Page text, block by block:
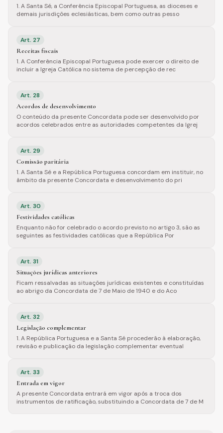
1. A Santa Sé, a Conferência Episcopal Portuguesa, as dioceses e
demais jurisdições eclesiásticas, bem como outras pesso
Art. 27
Receitas fiscais
1. A Conferência Episcopal Portuguesa pode exercer o direito de
incluir a Igreja Católica no sistema de percepção de rec
Art. 28
Acordos de desenvolvimento
O conteúdo da presente Concordata pode ser desenvolvido por
acordos celebrados entre as autoridades competentes da Igrej
Art. 29
Comissão paritária
1. A Santa Sé e a República Portuguesa concordam em instituir, no
âmbito da presente Concordata e desenvolvimento do pri
Art. 30
Festividades católicas
Enquanto não for celebrado o acordo previsto no artigo 3, são as
seguintes as festividades católicas que a República Por
Art. 31
Situações jurídicas anteriores
Ficam ressalvadas as situações jurídicas existentes e constituídas
ao abrigo da Concordata de 7 de Maio de 1940 e do Aco
Art. 32
Legislação complementar
1. A República Portuguesa e a Santa Sé procederão à elaboração,
revisão e publicação da legislação complementar eventual
Art. 33
Entrada em vigor
A presente Concordata entrará em vigor após a troca dos
instrumentos de ratificação, substituindo a Concordata de 7 de M